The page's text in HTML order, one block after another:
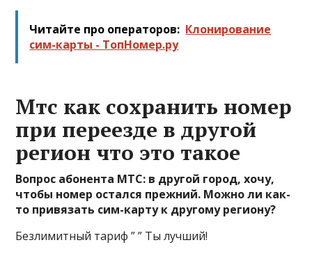
Читайте про операторов: Клонирование
сим-карты - ТопНомер.ру
Мтс как сохранить номер
при переезде в другой
регион что это такое
Вопрос абонента МТС: в другой город, хочу,
чтобы номер остался прежний. Можно ли как-
то привязать сим-карту к другому региону?
Безлимитный тариф ” ” Ты лучший!